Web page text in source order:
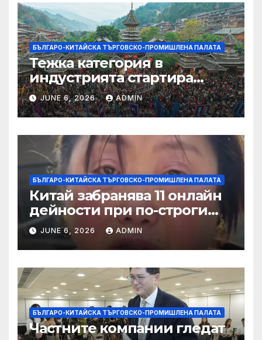
БЪЛГАРО-КИТАЙСКА ТЪРГОВСКО-ПРОМИШЛЕНА ПАЛАТА
Тежка категория в
индустрията стартира
алианс за космическа
слънчева енергия
JUNE 6, 2026 ADMIN
БЪЛГАРО-КИТАЙСКА ТЪРГОВСКО-ПРОМИШЛЕНА ПАЛАТА
Китай забранява 11 онлайн
дейности при по-строги
правила за ограничаване на
слуховете и
кибернасилниците
JUNE 6, 2026 ADMIN
БЪЛГАРО-КИТАЙСКА ТЪРГОВСКО-ПРОМИШЛЕНА ПАЛАТА
Частните компании гледат